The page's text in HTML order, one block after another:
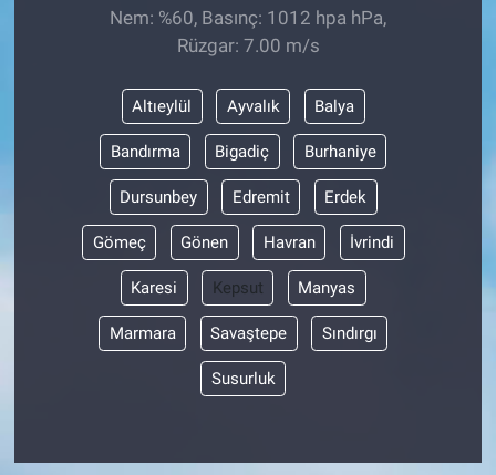
Nem: %60, Basınç: 1012 hpa hPa,
Rüzgar: 7.00 m/s
Altıeylül Ayvalık Balya
Bandırma Bigadiç Burhaniye
Dursunbey Edremit Erdek
Gömeç Gönen Havran İvrindi
Karesi Kepsut Manyas
Marmara Savaştepe Sındırgı
Susurluk